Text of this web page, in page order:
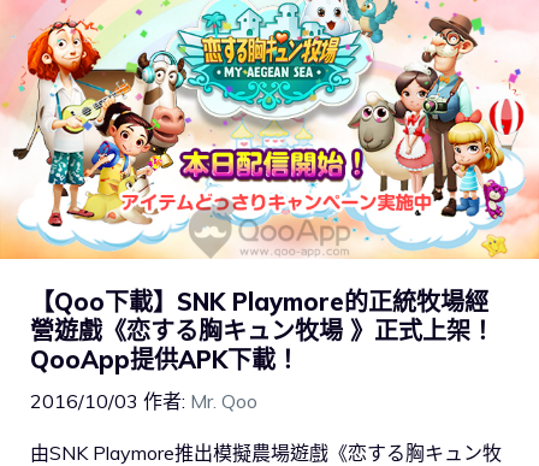
【Qoo下載】SNK Playmore的正統牧場經
營遊戲《恋する胸キュン牧場 》正式上架！
QooApp提供APK下載！
2016/10/03 作者: Mr. Qoo
由SNK Playmore推出模擬農場遊戲《恋する胸キュン牧